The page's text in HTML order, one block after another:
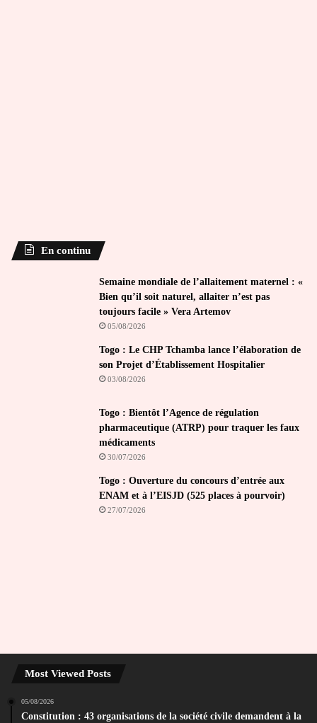
En continu
Semaine mondiale de l’allaitement maternel : «
Bien qu’il soit naturel, allaiter n’est pas
toujours facile » Vera Artemov
05/08/2026
Togo : Le CHP Tchamba lance l’élaboration de
son Projet d’Établissement Hospitalier
03/08/2026
Togo : Bientôt l’Agence de régulation
pharmaceutique (ATRP) pour traquer les faux
médicaments
30/07/2026
Togo : Ouverture du concours d’entrée aux
ENAM et à l’EISJD (525 places à pourvoir)
27/07/2026
Most Viewed Posts
05/08/2026
Constitution : 43 organisations de la société civile demandent à la